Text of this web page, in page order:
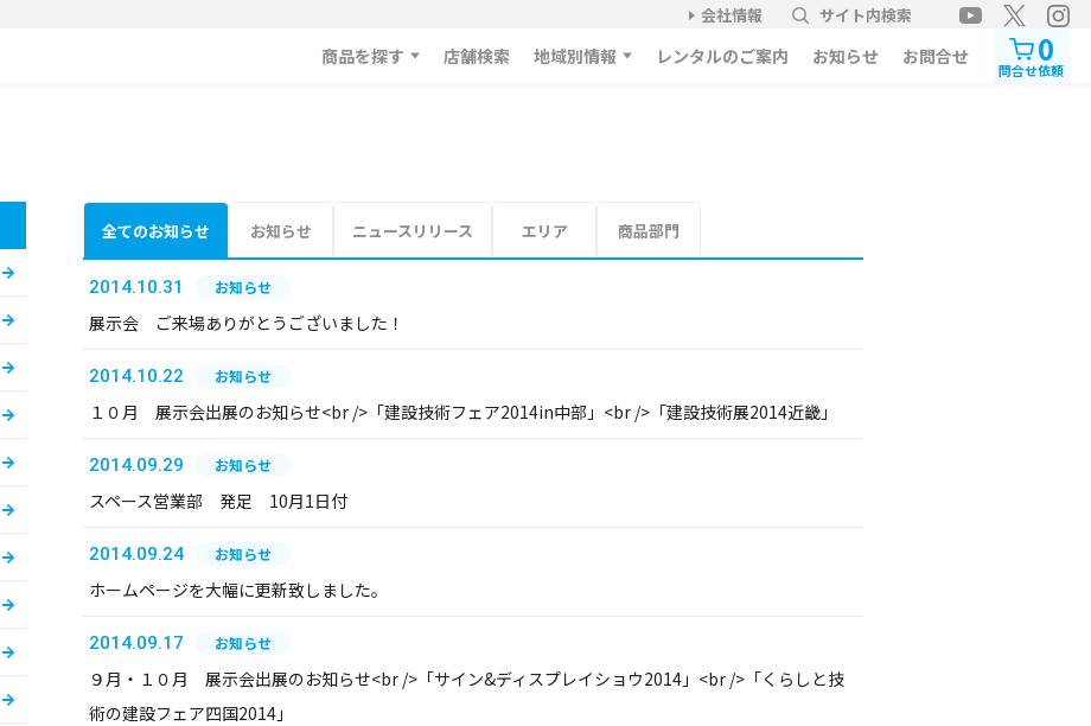
会社情報 サイト内検索
商品を探す 店舗検索 地域別情報 レンタルのご案内 お知らせ お問合せ 0
問合せ依頼
全てのお知らせ お知らせ ニュースリリース エリア 商品部門
2014.10.31 お知らせ
展示会 ご来場ありがとうございました！
2014.10.22 お知らせ
１０月 展示会出展のお知らせ<br />「建設技術フェア2014in中部」<br />「建設技術展2014近畿」
2014.09.29 お知らせ
スペース営業部 発足 10月1日付
2014.09.24 お知らせ
ホームページを大幅に更新致しました。
2014.09.17 お知らせ
９月・１０月 展示会出展のお知らせ<br />「サイン&ディスプレイショウ2014」<br />「くらしと技
術の建設フェア四国2014」